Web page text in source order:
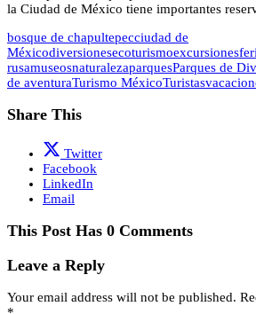
la Ciudad de México tiene importantes
bosque de chapultepecciudad de
Méxicodiversionesecoturismoexcursiones
rusamuseosnaturalezaparquesParques de
de aventuraTurismo MéxicoTuristas
Share This
Twitter
Facebook
LinkedIn
Email
This Post Has 0 Comments
Leave a Reply
Your email address will not be published.